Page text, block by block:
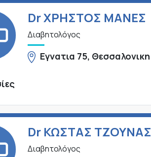
Dr ΧΡΗΣΤΟΣ ΜΑΝΕΣ
Διαβητολόγος
Εγνατια 75, Θεσσαλονικη
Dr ΚΩΣΤΑΣ ΤΖΟΥΝΑΣ
Διαβητολόγος